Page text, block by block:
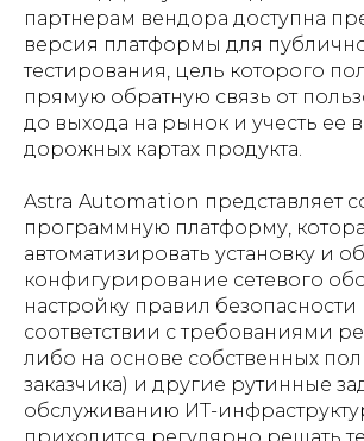
партнерам вендора доступна
версия платформы для
тестирования, цель которого
прямую обратную связь от
до выхода на рынок и учесть ее
дорожных картах продукта.
Astra Automation представляет
программную платформу,
автоматизировать установку и
конфигурирование сетевого
настройку правил безопасности
соответствии с требованиями
либо на основе собственных
заказчика) и другие рутинные
обслуживанию ИТ-